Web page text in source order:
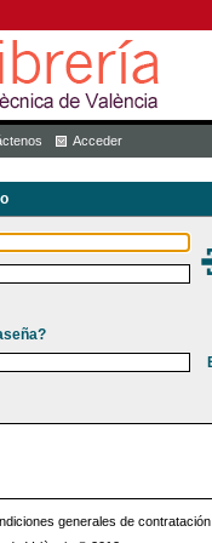
Acceder
generales de contratación